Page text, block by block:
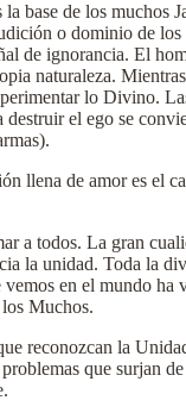
base de los muchos
o dominio de los
de ignorancia. El
naturaleza.
lo Divino.
destruir el ego se
llena de amor es el
a todos. La gran
la unidad. Toda la
en el mundo ha
los Muchos.
reconozcan la
que surjan